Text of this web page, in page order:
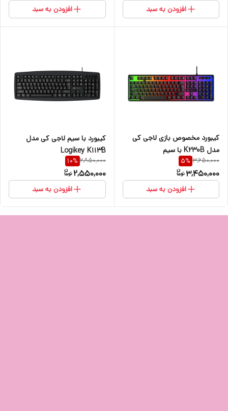
افزودن به سبد افزودن به سبد
کیبورد مخصوص بازی لاجی کی
مدل K230B با سیم
3,650,000
5%
3,450,000
افزودن به سبد
کیبورد با سیم لاجی کی مدل
Logikey K113B
2,850,000
10%
2,550,000
افزودن به سبد